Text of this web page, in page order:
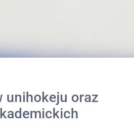
unihokeju oraz